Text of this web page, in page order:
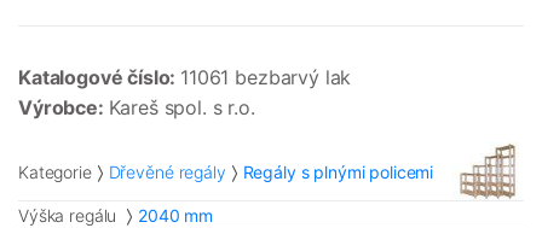
Katalogové číslo: 11061 bezbarvý lak
Výrobce: Kareš spol. s r.o.
Kategorie Dřevěné regály Regály s plnými policemi
Výška regálu
2040 mm